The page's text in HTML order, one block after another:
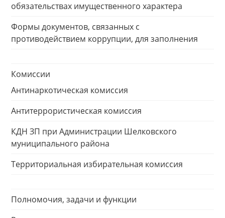
обязательствах имущественного характера
Формы документов, связанных с
противодействием коррупции, для заполнения
Комиссии
Антинаркотическая комиссия
Антитеррористическая комиссия
КДН ЗП при Администрации Шелковского
муниципального района
Территориальная избирательная комиссия
Полномочия, задачи и функции